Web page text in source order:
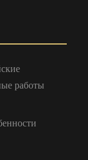
работы